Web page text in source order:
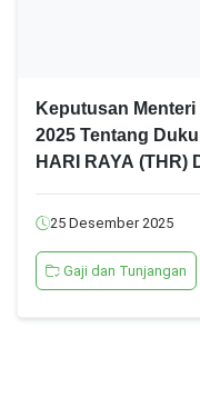
Keputusan
2025 Tentang
HARI RAYA (THR)
25 Desember 2025
Gaji dan Tunjangan